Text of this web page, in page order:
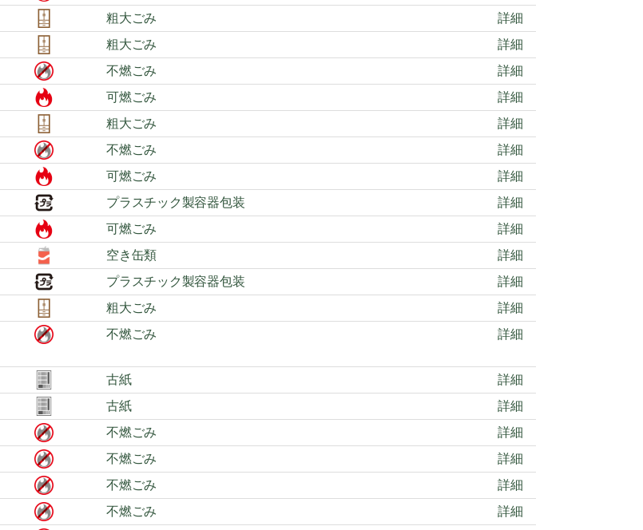
粗大ごみ
詳細
粗大ごみ
詳細
不燃ごみ
詳細
可燃ごみ
詳細
粗大ごみ
詳細
不燃ごみ
詳細
可燃ごみ
詳細
プラスチック製容器包装
詳細
可燃ごみ
詳細
空き缶類
詳細
プラスチック製容器包装
詳細
粗大ごみ
詳細
不燃ごみ 詳細
古紙
詳細
古紙
詳細
不燃ごみ
詳細
不燃ごみ
詳細
不燃ごみ
詳細
不燃ごみ
詳細